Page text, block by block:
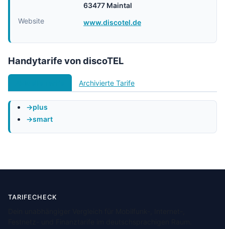
63477 Maintal
Website
www.discotel.de
Handytarife von discoTEL
Archivierte Tarife
plus
smart
TARIFECHECK